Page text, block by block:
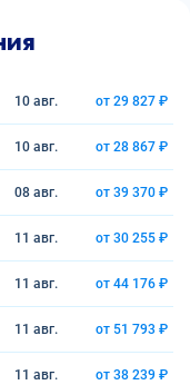
10 авг. от 29 827 ₽
10 авг. от 28 867 ₽
08 авг. от 39 370 ₽
11 авг. от 30 255 ₽
11 авг. от 44 176 ₽
11 авг. от 51 793 ₽
11 авг. от 38 239 ₽